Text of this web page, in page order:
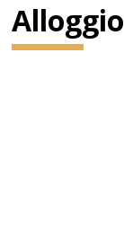
Alloggio